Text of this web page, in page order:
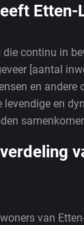
Etten-
continu in
[aantal
en
levendige en
van